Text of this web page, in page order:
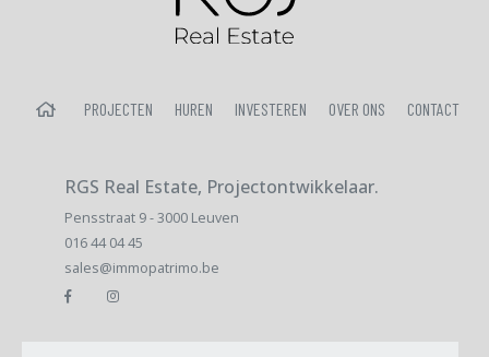
HOME PROJECTEN HUREN INVESTEREN OVER ONS CONTACT
RGS Real Estate, Projectontwikkelaar.
Pensstraat 9 - 3000 Leuven
016 44 04 45
sales@immopatrimo.be